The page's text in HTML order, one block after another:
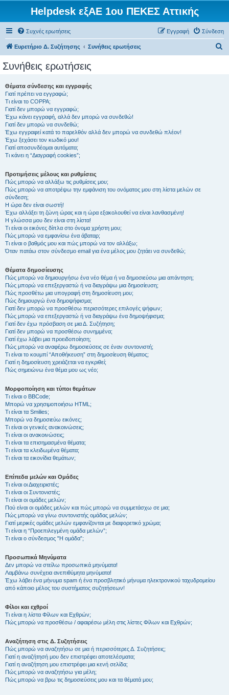
Helpdesk εξΑΕ 1ου ΠΕΚΕΣ Αττικής
Συχνές ερωτήσεις Σύνδεση
Εγγραφή
Ευρετήριο Δ. Συζήτησης Συνήθεις ερωτήσεις
Συνήθεις ερωτήσεις
Θέματα σύνδεσης και εγγραφής
Γιατί πρέπει να εγγραφώ;
Τι είναι το COPPA;
Γιατί δεν μπορώ να εγγραφώ;
Έχω κάνει εγγραφή, αλλά δεν μπορώ να συνδεθώ!
Γιατί δεν μπορώ να συνδεθώ;
Έχω εγγραφεί κατά το παρελθόν αλλά δεν μπορώ να συνδεθώ πλέον!
Έχω ξεχάσει τον κωδικό μου!
Γιατί αποσυνδέομαι αυτόματα;
Τι κάνει η “Διαγραφή cookies”;
Προτιμήσεις μέλους και ρυθμίσεις
Πώς μπορώ να αλλάξω τις ρυθμίσεις μου;
Πώς μπορώ να αποτρέψω την εμφάνιση του ονόματος μου στη λίστα μελών σε
σύνδεση;
Η ώρα δεν είναι σωστή!
Έχω αλλάξει τη ζώνη ώρας και η ώρα εξακολουθεί να είναι λανθασμένη!
Η γλώσσα μου δεν είναι στη λίστα!
Τι είναι οι εικόνες δίπλα στο όνομα χρήστη μου;
Πώς μπορώ να εμφανίσω ένα άβαταρ;
Τι είναι ο βαθμός μου και πώς μπορώ να τον αλλάξω;
Όταν πατάω στον σύνδεσμο email για ένα μέλος μου ζητάει να συνδεθώ;
Θέματα δημοσίευσης
Πώς μπορώ να δημιουργήσω ένα νέο θέμα ή να δημοσιεύσω μια απάντηση;
Πώς μπορώ να επεξεργαστώ ή να διαγράψω μια δημοσίευση;
Πώς προσθέτω μια υπογραφή στη δημοσίευση μου;
Πώς δημιουργώ ένα δημοψήφισμα;
Γιατί δεν μπορώ να προσθέσω περισσότερες επιλογές ψήφων;
Πώς μπορώ να επεξεργαστώ ή να διαγράψω ένα δημοψήφισμα;
Γιατί δεν έχω πρόσβαση σε μια Δ. Συζήτηση;
Γιατί δεν μπορώ να προσθέσω συνημμένα;
Γιατί έχω λάβει μια προειδοποίηση;
Πώς μπορώ να αναφέρω δημοσιεύσεις σε έναν συντονιστή;
Τι είναι το κουμπί “Αποθήκευση” στη δημοσίευση θέματος;
Γιατί η δημοσίευση χρειάζεται να εγκριθεί;
Πώς σημειώνω ένα θέμα μου ως νέο;
Μορφοποίηση και τύποι θεμάτων
Τι είναι ο BBCode;
Μπορώ να χρησιμοποιήσω HTML;
Τι είναι τα Smilies;
Μπορώ να δημοσιεύω εικόνες;
Τι είναι οι γενικές ανακοινώσεις;
Τι είναι οι ανακοινώσεις;
Τι είναι τα επισημασμένα θέματα;
Τι είναι τα κλειδωμένα θέματα;
Τι είναι τα εικονίδια θεμάτων;
Επίπεδα μελών και Ομάδες
Τι είναι οι Διαχειριστές;
Τι είναι οι Συντονιστές;
Τι είναι οι ομάδες μελών;
Πού είναι οι ομάδες μελών και πώς μπορώ να συμμετάσχω σε μια;
Πώς μπορώ να γίνω συντονιστής ομάδας μελών;
Γιατί μερικές ομάδες μελών εμφανίζονται με διαφορετικό χρώμα;
Τι είναι η “Προεπιλεγμένη ομάδα μελών”;
Τι είναι ο σύνδεσμος "Η ομάδα”;
Προσωπικά Μηνύματα
Δεν μπορώ να στείλω προσωπικά μηνύματα!
Λαμβάνω συνέχεια ανεπιθύμητα μηνύματα!
Έχω λάβει ένα μήνυμα spam ή ένα προσβλητικό μήνυμα ηλεκτρονικού ταχυδρομείου
από κάποιο μέλος του συστήματος συζητήσεων!
Φίλοι και εχθροί
Τι είναι η λίστα Φίλων και Εχθρών;
Πώς μπορώ να προσθέσω / αφαιρέσω μέλη στις λίστες Φίλων και Εχθρών;
Αναζήτηση στις Δ. Συζητήσεις
Πώς μπορώ να αναζητήσω σε μια ή περισσότερες Δ. Συζητήσεις;
Γιατί η αναζήτησή μου δεν επιστρέφει αποτελέσματα;
Γιατί η αναζήτηση μου επιστρέφει μια κενή σελίδα;
Πώς μπορώ να αναζητήσω για μέλη;
Πώς μπορώ να βρω τις δημοσιεύσεις μου και τα θέματά μου;